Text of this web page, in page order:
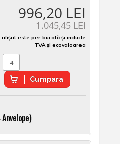
996,20 LEI
1.045,45 LEI
afișat este per bucată și include
TVA și ecovaloarea
Cumpara